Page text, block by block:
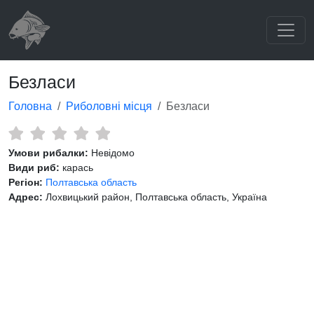
Безласи
Головна Риболовні місця Безласи
Умови рибалки: Невідомо
Види риб: карась
Регіон: Полтавська область
Адрес: Лохвицький район, Полтавська область, Україна